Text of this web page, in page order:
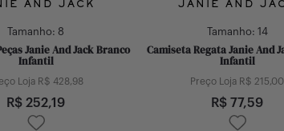
AND JACK
Tamanho: 8
Janie And Jack Branco
Infantil
Loja R$ 428,98
R$ 252,19
JANIE AND
Tamanho: 14
Camiseta Regata Janie And
Infantil
Preço Loja R$ 215,00
R$ 77,59